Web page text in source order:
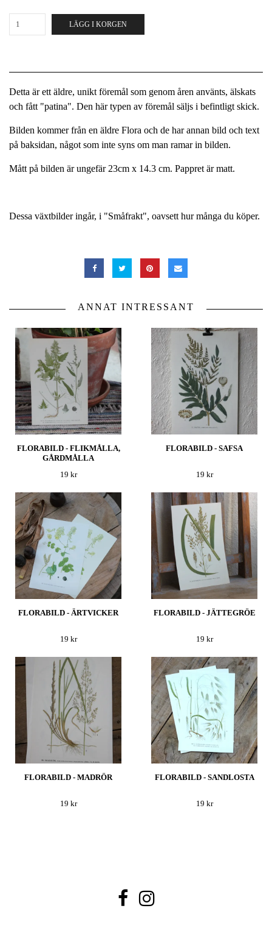
LÄGG I KORGEN
Detta är ett äldre, unikt föremål som genom åren använts, älskats
och fått "patina". Den här typen av föremål säljs i befintligt skick.
Bilden kommer från en äldre Flora och de har annan bild och text
på baksidan, något som inte syns om man ramar in bilden.
Mått på bilden är ungefär 23cm x 14.3 cm. Pappret är matt.
Dessa växtbilder ingår, i "Småfrakt", oavsett hur många du köper.
ANNAT INTRESSANT
FLORABILD - FLIKMÅLLA,
GÅRDMÅLLA
19 kr
FLORABILD - SAFSA
19 kr
FLORABILD - ÄRTVICKER
19 kr
FLORABILD - JÄTTEGRÖE
19 kr
FLORABILD - MADRÖR
19 kr
FLORABILD - SANDLOSTA
19 kr